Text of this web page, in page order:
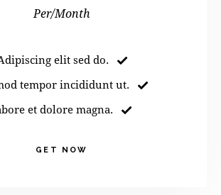
Per/Month
elit sed do.
tempor incididunt ut.
et dolore magna.
GET NOW